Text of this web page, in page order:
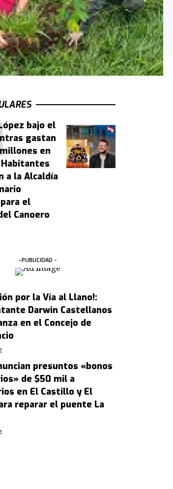
bajo el
gastan
en
a la Alcaldía
el
Canoero
-PUBLICIDAD -
por la Vía al Llano!:
Darwin Castellanos
en el Concejo de
presuntos «bonos
de $50 mil a
en El Castillo y El
reparar el puente La